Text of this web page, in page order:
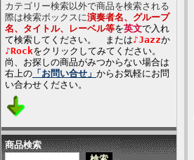
カテゴリー検索以外で商品を検索される
際は検索ボックスに演奏者名、グループ
名、タイトル、レーベル等を英文で入れ
て検索してください。 または♪Jazzか
♪Rockをクリックしてみてください。
尚、お探しの商品がみつからない場合は
右上の 「お問い合せ」 からお気軽にお問
い合わせください。
商品検索